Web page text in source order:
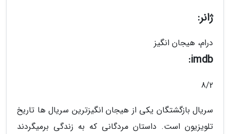
ژانر:
درام، هیجان انگیز
imdb:
8/2
سریال بازگشتگان یکی از هیجان انگیزترین سریال ها تاریخ
تلویزیون است. داستان مردگانی که به زندگی برمیگردند